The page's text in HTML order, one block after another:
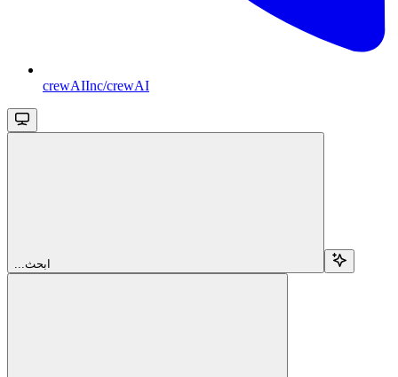
crewAIInc/crewAI
...ابحث